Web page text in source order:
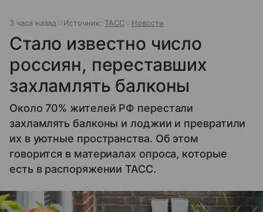
3 часа назад Источник: ТАСС Новости
Стало известно число
россиян, переставших
захламлять балконы
Около 70% жителей РФ перестали
захламлять балконы и лоджии и превратили
их в уютные пространства. Об этом
говорится в материалах опроса, которые
есть в распоряжении ТАСС.